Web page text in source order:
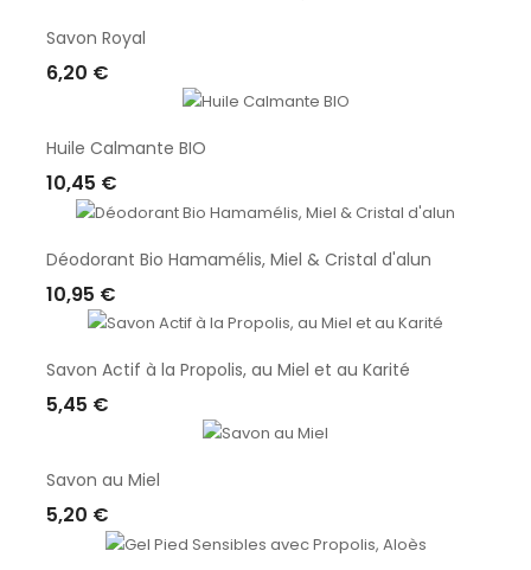
Savon Royal
6,20 €
Ajouter Au Panier
Huile Calmante BIO
10,45 €
Ajouter Au Panier
Déodorant Bio Hamamélis, Miel & Cristal d'alun
10,95 €
Ajouter Au Panier
Savon Actif à la Propolis, au Miel et au Karité
5,45 €
Savon au Miel
5,20 €
Ajouter Au Panier